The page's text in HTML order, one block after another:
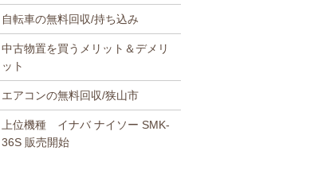
自転車の無料回収/持ち込み
中古物置を買うメリット＆デメリ
ット
エアコンの無料回収/狭山市
上位機種 イナバ ナイソー SMK-
36S 販売開始